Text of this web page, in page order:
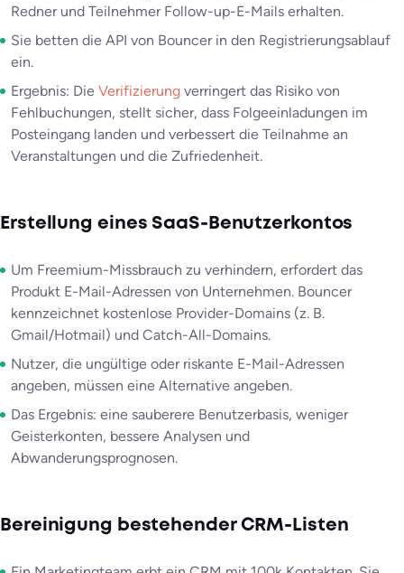
Redner und Teilnehmer Follow-up-E-Mails erhalten.
Sie betten die API von Bouncer in den Registrierungsablauf
ein.
Ergebnis: Die Verifizierung verringert das Risiko von
Fehlbuchungen, stellt sicher, dass Folgeeinladungen im
Posteingang landen und verbessert die Teilnahme an
Veranstaltungen und die Zufriedenheit.
Erstellung eines SaaS-Benutzerkontos
Um Freemium-Missbrauch zu verhindern, erfordert das
Produkt E-Mail-Adressen von Unternehmen. Bouncer
kennzeichnet kostenlose Provider-Domains (z. B.
Gmail/Hotmail) und Catch-All-Domains.
Nutzer, die ungültige oder riskante E-Mail-Adressen
angeben, müssen eine Alternative angeben.
Das Ergebnis: eine sauberere Benutzerbasis, weniger
Geisterkonten, bessere Analysen und
Abwanderungsprognosen.
Bereinigung bestehender CRM-Listen